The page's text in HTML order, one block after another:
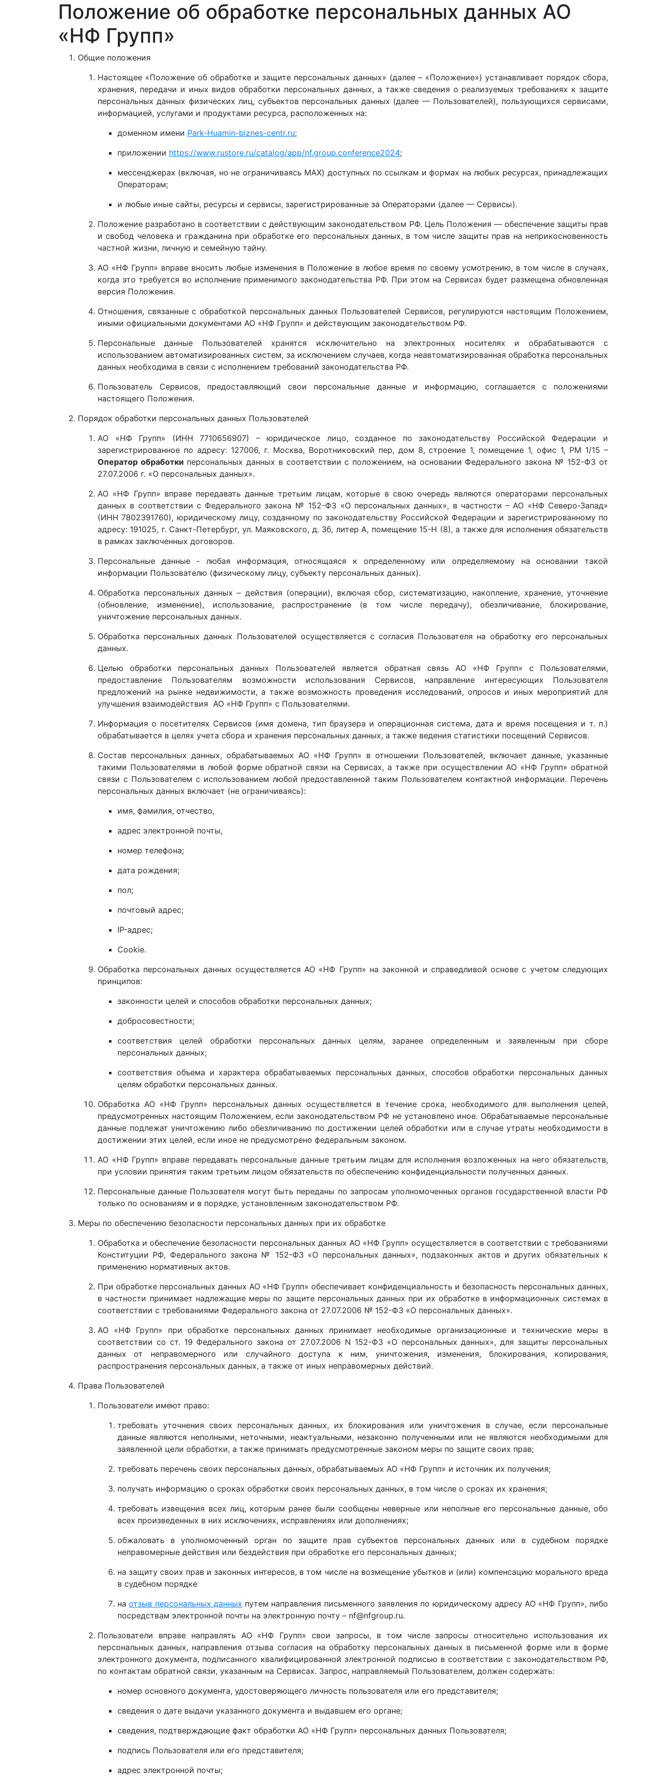
Положение об обработке персональных данных АО
«НФ Групп»
Общие положения
Настоящее «Положение об обработке и защите персональных данных» (далее – «Положение») устанавливает порядок сбора,
хранения, передачи и иных видов обработки персональных данных, а также сведения о реализуемых требованиях к защите
персональных данных физических лиц, субъектов персональных данных (далее — Пользователей), пользующихся сервисами,
информацией, услугами и продуктами ресурса, расположенных на:
доменном имени Park-Huamin-biznes-centr.ru;
приложении https://www.rustore.ru/catalog/app/nf.group.conference2024;
мессенджерах (включая, но не ограничиваясь MAX) доступных по ссылкам и формах на любых ресурсах, принадлежащих
Операторам;
и любые иные сайты, ресурсы и сервисы, зарегистрированные за Операторами (далее — Сервисы).
Положение разработано в соответствии с действующим законодательством РФ. Цель Положения — обеспечение защиты прав
и свобод человека и гражданина при обработке его персональных данных, в том числе защиты прав на неприкосновенность
частной жизни, личную и семейную тайну.
АО «НФ Групп» вправе вносить любые изменения в Положение в любое время по своему усмотрению, в том числе в случаях,
когда это требуется во исполнение применимого законодательства РФ. При этом на Сервисах будет размещена обновленная
версия Положения.
Отношения, связанные с обработкой персональных данных Пользователей Сервисов, регулируются настоящим Положением,
иными официальными документами АО «НФ Групп» и действующим законодательством РФ.
Персональные данные Пользователей хранятся исключительно на электронных носителях и обрабатываются с
использованием автоматизированных систем, за исключением случаев, когда неавтоматизированная обработка персональных
данных необходима в связи с исполнением требований законодательства РФ.
Пользователь Сервисов, предоставляющий свои персональные данные и информацию, соглашается с положениями
настоящего Положения.
Порядок обработки персональных данных Пользователей
АО «НФ Групп» (ИНН 7710656907) – юридическое лицо, созданное по законодательству Российской Федерации и
зарегистрированное по адресу: 127006, г. Москва, Воротниковский пер, дом 8, строение 1, помещение 1, офис 1, РМ 1/15 –
Оператор обработки персональных данных в соответствии с положением, на основании Федерального закона № 152-ФЗ от
27.07.2006 г. «О персональных данных».
АО «НФ Групп» вправе передавать данные третьим лицам, которые в свою очередь являются операторами персональных
данных в соответствии с Федерального закона № 152-ФЗ «О персональных данных», в частности – АО «НФ Северо-Запад»
(ИНН 7802391760), юридическому лицу, созданному по законодательству Российской Федерации и зарегистрированному по
адресу: 191025, г. Санкт-Петербург, ул. Маяковского, д. 3б, литер А, помещение 15-Н (8), а также для исполнения обязательств
в рамках заключенных договоров.
Персональные данные - любая информация, относящаяся к определенному или определяемому на основании такой
информации Пользователю (физическому лицу, субъекту персональных данных).
Обработка персональных данных – действия (операции), включая сбор, систематизацию, накопление, хранение, уточнение
(обновление, изменение), использование, распространение (в том числе передачу), обезличивание, блокирование,
уничтожение персональных данных.
Обработка персональных данных Пользователей осуществляется с согласия Пользователя на обработку его персональных
данных.
Целью обработки персональных данных Пользователей является обратная связь АО «НФ Групп» с Пользователями,
предоставление Пользователям возможности использования Сервисов, направление интересующих Пользователя
предложений на рынке недвижимости, а также возможность проведения исследований, опросов и иных мероприятий для
улучшения взаимодействия АО «НФ Групп» с Пользователями.
Информация о посетителях Сервисов (имя домена, тип браузера и операционная система, дата и время посещения и т. п.)
обрабатывается в целях учета сбора и хранения персональных данных, а также ведения статистики посещений Сервисов.
Состав персональных данных, обрабатываемых АО «НФ Групп» в отношении Пользователей, включает данные, указанные
такими Пользователями в любой форме обратной связи на Сервисах, а также при осуществлении АО «НФ Групп» обратной
связи с Пользователем с использованием любой предоставленной таким Пользователем контактной информации. Перечень
персональных данных включает (не ограничиваясь):
имя, фамилия, отчество,
адрес электронной почты,
номер телефона;
дата рождения;
пол;
почтовый адрес;
IP-адрес;
Cookie.
Обработка персональных данных осуществляется АО «НФ Групп» на законной и справедливой основе с учетом следующих
принципов:
законности целей и способов обработки персональных данных;
добросовестности;
соответствия целей обработки персональных данных целям, заранее определенным и заявленным при сборе
персональных данных;
соответствия объема и характера обрабатываемых персональных данных, способов обработки персональных данных
целям обработки персональных данных.
Обработка АО «НФ Групп» персональных данных осуществляется в течение срока, необходимого для выполнения целей,
предусмотренных настоящим Положением, если законодательством РФ не установлено иное. Обрабатываемые персональные
данные подлежат уничтожению либо обезличиванию по достижении целей обработки или в случае утраты необходимости в
достижении этих целей, если иное не предусмотрено федеральным законом.
АО «НФ Групп» вправе передавать персональные данные третьим лицам для исполнения возложенных на него обязательств,
при условии принятия таким третьим лицом обязательств по обеспечению конфиденциальности полученных данных.
Персональные данные Пользователя могут быть переданы по запросам уполномоченных органов государственной власти РФ
только по основаниям и в порядке, установленным законодательством РФ.
Меры по обеспечению безопасности персональных данных при их обработке
Обработка и обеспечение безопасности персональных данных АО «НФ Групп» осуществляется в соответствии с требованиями
Конституции РФ, Федерального закона № 152-ФЗ «О персональных данных», подзаконных актов и других обязательных к
применению нормативных актов.
При обработке персональных данных АО «НФ Групп» обеспечивает конфиденциальность и безопасность персональных данных,
в частности принимает надлежащие меры по защите персональных данных при их обработке в информационных системах в
соответствии с требованиями Федерального закона от 27.07.2006 № 152-ФЗ «О персональных данных».
АО «НФ Групп» при обработке персональных данных принимает необходимые организационные и технические меры в
соответствии со ст. 19 Федерального закона от 27.07.2006 N 152-ФЗ «О персональных данных», для защиты персональных
данных от неправомерного или случайного доступа к ним, уничтожения, изменения, блокирования, копирования,
распространения персональных данных, а также от иных неправомерных действий.
Права Пользователей
Пользователи имеют право:
требовать уточнения своих персональных данных, их блокирования или уничтожения в случае, если персональные
данные являются неполными, неточными, неактуальными, незаконно полученными или не являются необходимыми для
заявленной цели обработки, а также принимать предусмотренные законом меры по защите своих прав;
требовать перечень своих персональных данных, обрабатываемых АО «НФ Групп» и источник их получения;
получать информацию о сроках обработки своих персональных данных, в том числе о сроках их хранения;
требовать извещения всех лиц, которым ранее были сообщены неверные или неполные его персональные данные, обо
всех произведенных в них исключениях, исправлениях или дополнениях;
обжаловать в уполномоченный орган по защите прав субъектов персональных данных или в судебном порядке
неправомерные действия или бездействия при обработке его персональных данных;
на защиту своих прав и законных интересов, в том числе на возмещение убытков и (или) компенсацию морального вреда
в судебном порядке
наотзыв персональных данных путем направления письменного заявления по юридическому адресу АО «НФ Групп», либо
посредствам электронной почты на электронную почту – nf@nfgroup.ru.
Пользователи вправе направлять АО «НФ Групп» свои запросы, в том числе запросы относительно использования их
персональных данных, направления отзыва согласия на обработку персональных данных в письменной форме или в форме
электронного документа, подписанного квалифицированной электронной подписью в соответствии с законодательством РФ,
по контактам обратной связи, указанным на Сервисах. Запрос, направляемый Пользователем, должен содержать:
номер основного документа, удостоверяющего личность пользователя или его представителя;
сведения о дате выдачи указанного документа и выдавшем его органе;
сведения, подтверждающие факт обработки АО «НФ Групп» персональных данных Пользователя;
подпись Пользователя или его представителя;
адрес электронной почты;